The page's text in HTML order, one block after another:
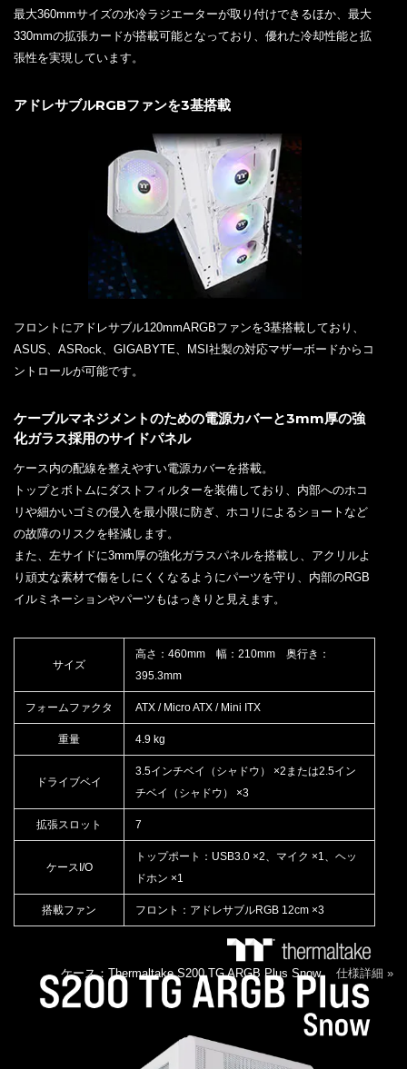
最大360mmサイズの水冷ラジエーターが取り付けできるほか、最大
330mmの拡張カードが搭載可能となっており、優れた冷却性能と拡
張性を実現しています。
アドレサブルRGBファンを3基搭載
フロントにアドレサブル120mmARGBファンを3基搭載しており、
ASUS、ASRock、GIGABYTE、MSI社製の対応マザーボードからコ
ントロールが可能です。
ケーブルマネジメントのための電源カバーと3mm厚の強
化ガラス採用のサイドパネル
ケース内の配線を整えやすい電源カバーを搭載。
トップとボトムにダストフィルターを装備しており、内部へのホコ
リや細かいゴミの侵入を最小限に防ぎ、ホコリによるショートなど
の故障のリスクを軽減します。
また、左サイドに3mm厚の強化ガラスパネルを搭載し、アクリルよ
り頑丈な素材で傷をしにくくなるようにパーツを守り、内部のRGB
イルミネーションやパーツもはっきりと見えます。
サイズ
高さ：460mm 幅：210mm 奥行き：
395.3mm
フォームファクタ ATX / Micro ATX / Mini ITX
重量 4.9 kg
ドライブベイ
3.5インチベイ（シャドウ） ×2または2.5イン
チベイ（シャドウ） ×3
拡張スロット 7
ケースI/O
トップポート：USB3.0 ×2、マイク ×1、ヘッ
ドホン ×1
搭載ファン フロント：アドレサブルRGB 12cm ×3
ケース：Thermaltake S200 TG ARGB Plus Snow 仕様詳細 »